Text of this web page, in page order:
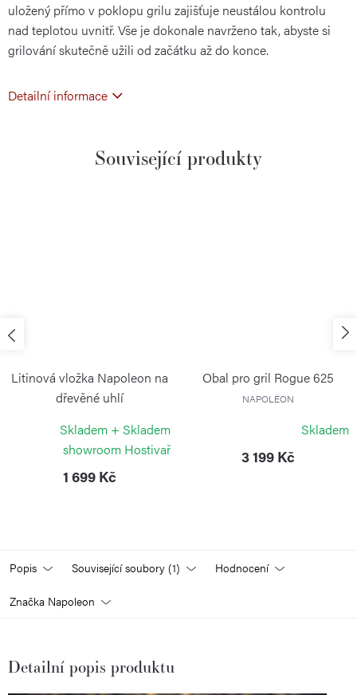
uložený přímo v poklopu grilu zajišťuje neustálou kontrolu
nad teplotou uvnitř. Vše je dokonale navrženo tak, abyste si
grilování skutečně užili od začátku až do konce.
Detailní informace
Související produkty
Litinová vložka Napoleon na
dřevěné uhlí
Skladem + Skladem
showroom Hostivař
1 699 Kč
Obal pro gril Rogue 625
NAPOLEON
Skladem
3 199 Kč
Popis Související soubory (1) Hodnocení
Značka Napoleon
Detailní popis produktu